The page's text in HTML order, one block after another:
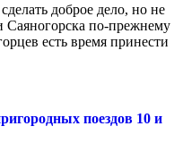
доброе дело, но не
Саяногорска по-прежнему
есть время принести
поездов 10 и